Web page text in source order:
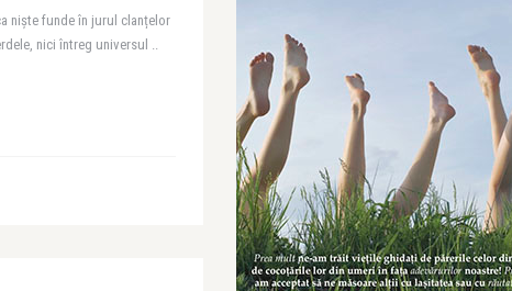
niște funde în jurul clanțelor
nici întreg universul ..